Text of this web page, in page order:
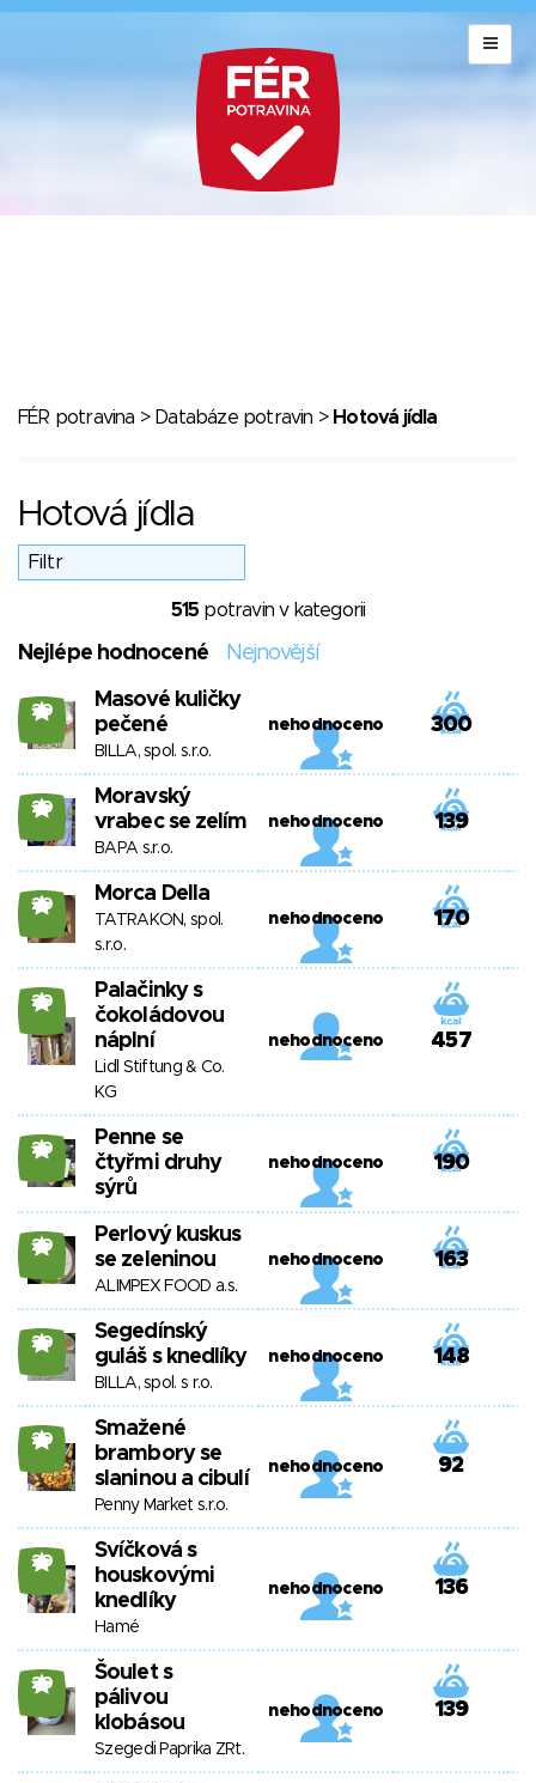
FÉR potravina > Databáze potravin > Hotová jídla
Hotová jídla
515 potravin v kategorii
Nejlépe hodnocené Nejnovější
20
Masové kuličky
pečené
BILLA, spol. s.r.o.
nehodnoceno 300
20
Moravský
vrabec se zelím
BAPA s.r.o.
nehodnoceno 139
20 Morca Della
TATRAKON, spol.
s.r.o.
nehodnoceno 170
20
Palačinky s
čokoládovou
náplní
Lidl Stiftung & Co.
KG
nehodnoceno 457
20
Penne se
čtyřmi druhy
sýrů
nehodnoceno 190
20
Perlový kuskus
se zeleninou
ALIMPEX FOOD a.s.
nehodnoceno 163
20
Segedínský
guláš s knedlíky
BILLA, spol. s r.o.
nehodnoceno 148
20
Smažené
brambory se
slaninou a cibulí
Penny Market s.r.o.
nehodnoceno 92
20
Svíčková s
houskovými
knedlíky
Hamé
nehodnoceno 136
20
Šoulet s
pálivou
klobásou
Szegedi Paprika ZRt.
nehodnoceno 139